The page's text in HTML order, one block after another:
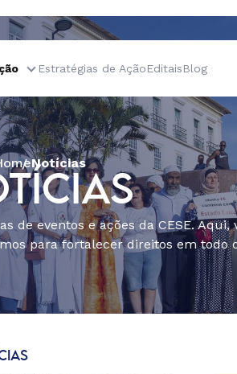
Estratégias de AçãoEditaisBlog
Notícias
de eventos e ações da CESE. Aqui,
para fortalecer direitos em todo